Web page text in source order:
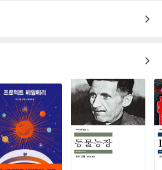
실을 지닌 채 어떻게 배달을 마치고, 하루를
고 그가 여전히 자신을 좋은 아버지라고 여
습니다. 저는 펄롱이라는 남자가 이 소설
은 아버지라고 여길 수 있을지 모르겠습
을 제공하지 못할 수도, 사업을 잃고 가족을
입니다.
우리 마음속에 갇혀 있는 것을 어떻게 안고